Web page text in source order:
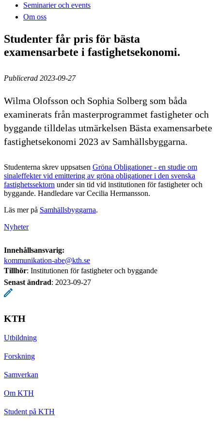
Seminarier och events
Om oss
Studenter får pris för bästa
examensarbete i fastighetsekonomi.
Publicerad 2023-09-27
Wilma Olofsson och Sophia Solberg som båda
examinerats från masterprogrammet fastigheter och
byggande tilldelas utmärkelsen Bästa examensarbete
fastighetsekonomi 2023 av Samhällsbyggarna.
Studenterna skrev uppsatsen Gröna Obligationer - en studie om
sinaleffekter vid emittering av gröna obligationer i den svenska
fastighetssektorn under sin tid vid institutionen för fastigheter och
byggande. Handledare var Cecilia Hermansson.
Läs mer på Samhällsbyggarna.
Nyheter
Innehållsansvarig:
kommunikation-abe@kth.se
Tillhör: Institutionen för fastigheter och byggande
Senast ändrad: 2023-09-27
KTH
Utbildning
Forskning
Samverkan
Om KTH
Student på KTH